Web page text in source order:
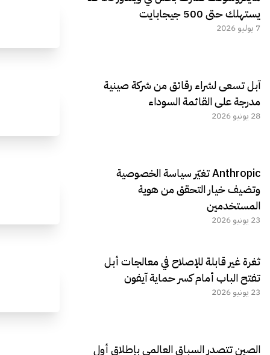
يستهلك حتى 500 جيجابايت
7 يوليو 2026
آبل تسعى لشراء رقائق من شركة صينية
مدرجة على القائمة السوداء
28 يونيو 2026
Anthropic تغيّر سياسة الخصوصية
وتضيف خيار التحقق من هوية
المستخدمين
23 يونيو 2026
ثغرة غير قابلة للإصلاح في معالجات أبل
تفتح الباب أمام كسر حماية آيفون
23 يونيو 2026
الصين تتصدر السباق العالمي بإطلاق أول